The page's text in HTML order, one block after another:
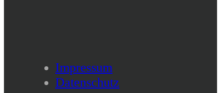
Impressum
Datenschutz